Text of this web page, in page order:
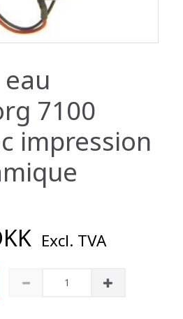
7100
impression
Excl. TVA